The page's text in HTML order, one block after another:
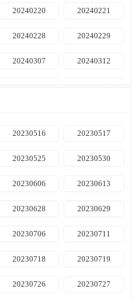
20231012 20231017
20231025 20231026
20231108 20231109
20240220 20240221
20240228 20240229
20240307 20240312
20240404 20240409
20240416 20240417
20240424 20240425
20240507 20240508
20240515 20240516
20240523 20240528
20240604 20240605
20230516 20230517
20230525 20230530
20230606 20230613
20230628 20230629
20230706 20230711
20230718 20230719
20230726 20230727